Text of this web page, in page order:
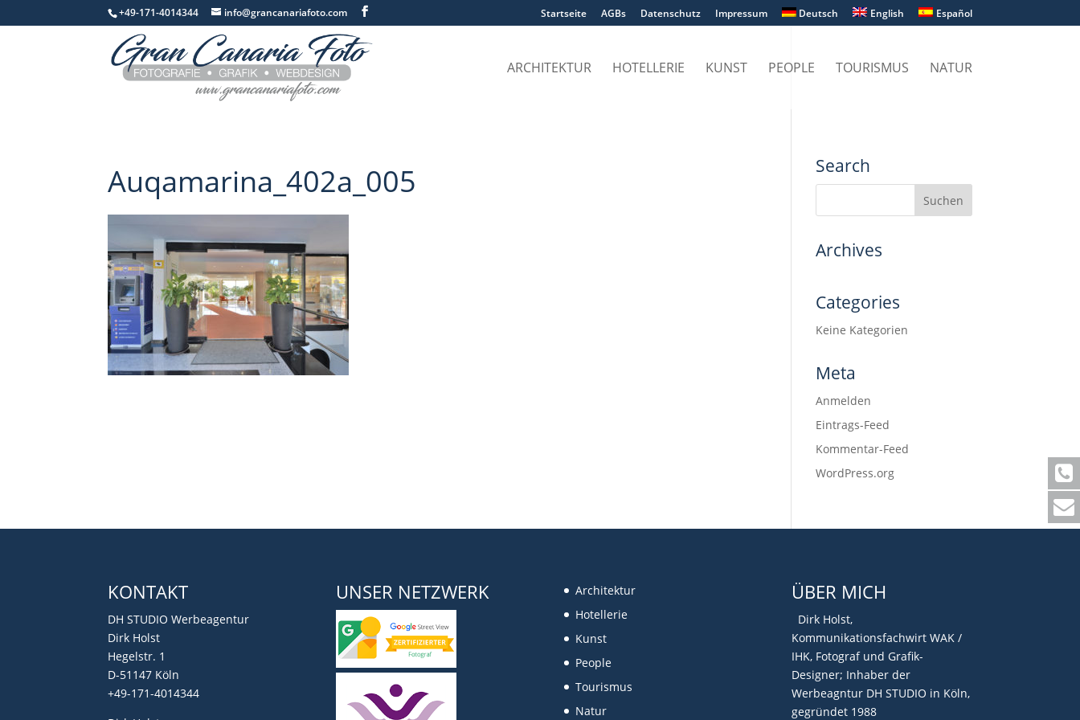
+49-171-4014344 info@grancanariafoto.com Startseite AGBs Datenschutz Impressum Deutsch English Español
ARCHITEKTUR HOTELLERIE KUNST PEOPLE TOURISMUS NATUR
Auqamarina_402a_005 Search
Archives
Categories
Keine Kategorien
Meta
Anmelden
Eintrags-Feed
Kommentar-Feed
WordPress.org
KONTAKT
DH STUDIO Werbeagentur
Dirk Holst
Hegelstr. 1
D-51147 Köln
+49-171-4014344
UNSER NETZWERK
Architektur
Hotellerie
Kunst
People
Tourismus
Natur
ÜBER MICH
Dirk Holst,
Kommunikationsfachwirt WAK /
IHK, Fotograf und Grafik-
Designer; Inhaber der
Werbeagntur DH STUDIO in Köln,
gegründet 1988